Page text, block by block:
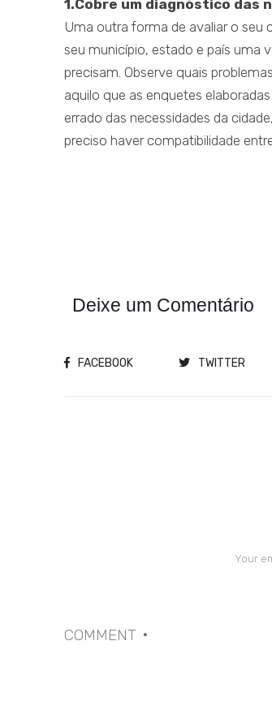
1.Cobre um diagnóstico das
Uma outra forma de avaliar o seu
seu município, estado e país uma
precisam. Observe quais
aquilo que as enquetes
errado das necessidades da
preciso haver compatibilidade
Deixe um Comentário
FACEBOOK TWITTER
Your
COMMENT *